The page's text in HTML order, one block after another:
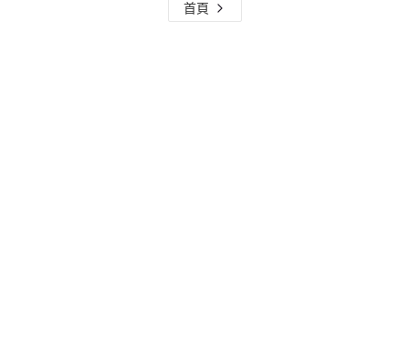
首頁